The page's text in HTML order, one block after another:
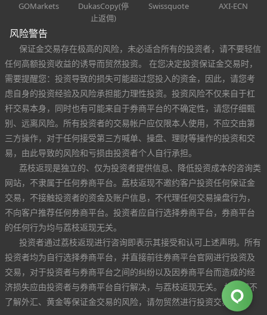
GOMarkets
DukasCopy(停
止返佣)
Swissquote AXI-ECN
风险警告
保证金交易存在极高的风险，未必适合所有的投资者，请不要轻信
任何高额投资收益的诱导而贸然投资。 在您决定投资保证金交易时，
需要提醒您：投资导致的损失可能超过您投入的资金，因此，请您考
虑自身的投资经验及风险承担能力理性投资。投资风险不仅来自于杠
杆交易本身，同时也有可能来自于券商平台的不确定性，请您仔细甄
别、远离风险。所有投资者的交易帐户应仅限本人使用，不应交由第
三方操作，对于任何接受第三方喊单、操盘、理财等操作的投资和交
易，由此导致的风险和亏损由投资者个人自行承担。
荔枝返现是独立的、仅为投资者提供信息、降低投资成本的咨询类
网站，不隶属于任何券商平台。荔枝返现不邀约客户投资任何保证金
交易，不接触投资者的资金及账户信息，不代理任何交易操盘行为，
不向客户推荐任何券商平台。投资者应自行选择券商平台，券商平台
的任何行为均与荔枝返现无关。
投资者通过荔枝返现进行咨询即表示其接受和认可上述声明。所有
投资者均为自行选择券商平台，并直接前往券商平台官网进行投资及
交易，对于投资者与券商平台之间的纠纷以及因券商平台而造成的经
济损失应由投资者与券商平台自行解决，与荔枝返现无关。 如果您不
了解外汇、黄金等保证金交易的风险，请勿贸然进行投资交易。